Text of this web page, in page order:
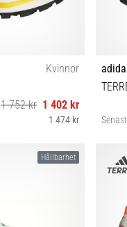
Kvinnor
1 752 kr 1 402 kr
1 474 kr
Hållbarhet